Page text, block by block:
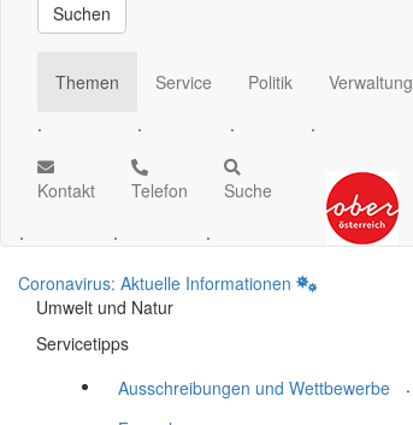
Suchen
Themen
.
Service
.
Politik
.
Verwaltung
.
Kontakt
.
Telefon
.
Suche
.
Coronavirus: Aktuelle Informationen
Umwelt und Natur
Servicetipps
Ausschreibungen und Wettbewerbe
.